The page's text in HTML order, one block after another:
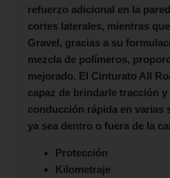
refuerzo adicional en la
cortes laterales, mientras
Gravel, gracias a su
mezcla de polímeros,
mejorado. El Cinturato All
capaz de brindarle tracción y
conducción rápida en varias
ya sea dentro o fuera de la
Protección
Kilometraje